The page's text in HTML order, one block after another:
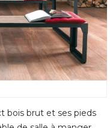
bois brut et ses pieds